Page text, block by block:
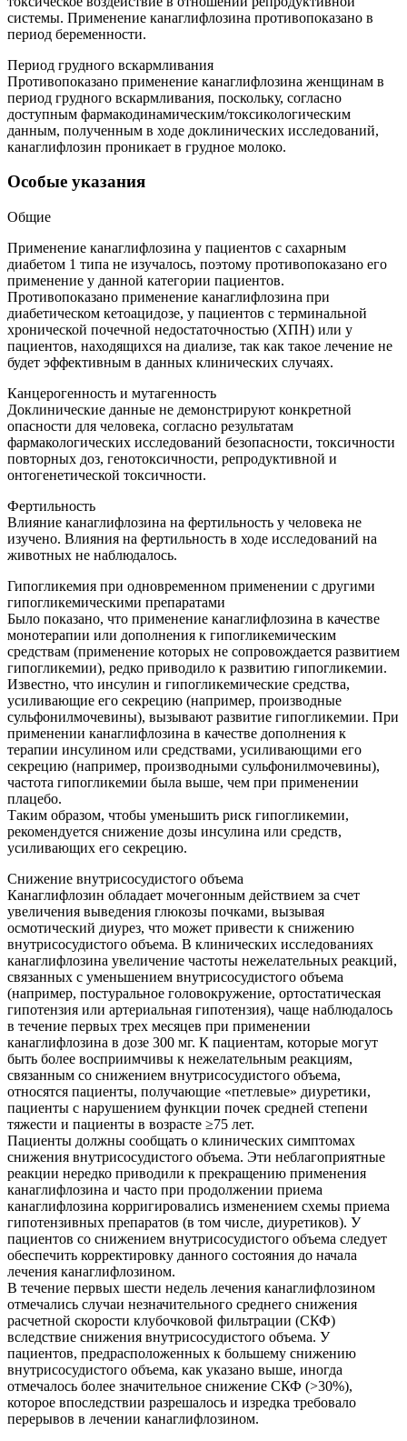
системы. Применение канаглифлозина противопоказано в
период беременности.
Период грудного вскармливания
Противопоказано применение канаглифлозина женщинам в
период грудного вскармливания, поскольку, согласно
доступным фармакодинамическим/токсикологическим
данным, полученным в ходе доклинических исследований,
канаглифлозин проникает в грудное молоко.
Особые указания
Общие
Применение канаглифлозина у пациентов с сахарным
диабетом 1 типа не изучалось, поэтому противопоказано его
применение у данной категории пациентов.
Противопоказано применение канаглифлозина при
диабетическом кетоацидозе, у пациентов с терминальной
хронической почечной недостаточностью (ХПН) или у
пациентов, находящихся на диализе, так как такое лечение не
будет эффективным в данных клинических случаях.
Канцерогенность и мутагенность
Доклинические данные не демонстрируют конкретной
опасности для человека, согласно результатам
фармакологических исследований безопасности, токсичности
повторных доз, генотоксичности, репродуктивной и
онтогенетической токсичности.
Фертильность
Влияние канаглифлозина на фертильность у человека не
изучено. Влияния на фертильность в ходе исследований на
животных не наблюдалось.
Гипогликемия при одновременном применении с другими
гипогликемическими препаратами
Было показано, что применение канаглифлозина в качестве
монотерапии или дополнения к гипогликемическим
средствам (применение которых не сопровождается развитием
гипогликемии), редко приводило к развитию гипогликемии.
Известно, что инсулин и гипогликемические средства,
усиливающие его секрецию (например, производные
сульфонилмочевины), вызывают развитие гипогликемии. При
применении канаглифлозина в качестве дополнения к
терапии инсулином или средствами, усиливающими его
секрецию (например, производными сульфонилмочевины),
частота гипогликемии была выше, чем при применении
плацебо.
Таким образом, чтобы уменьшить риск гипогликемии,
рекомендуется снижение дозы инсулина или средств,
усиливающих его секрецию.
Снижение внутрисосудистого объема
Канаглифлозин обладает мочегонным действием за счет
увеличения выведения глюкозы почками, вызывая
осмотический диурез, что может привести к снижению
внутрисосудистого объема. В клинических исследованиях
канаглифлозина увеличение частоты нежелательных реакций,
связанных с уменьшением внутрисосудистого объема
(например, постуральное головокружение, ортостатическая
гипотензия или артериальная гипотензия), чаще наблюдалось
в течение первых трех месяцев при применении
канаглифлозина в дозе 300 мг. К пациентам, которые могут
быть более восприимчивы к нежелательным реакциям,
связанным со снижением внутрисосудистого объема,
относятся пациенты, получающие «петлевые» диуретики,
пациенты с нарушением функции почек средней степени
тяжести и пациенты в возрасте ≥75 лет.
Пациенты должны сообщать о клинических симптомах
снижения внутрисосудистого объема. Эти неблагоприятные
реакции нередко приводили к прекращению применения
канаглифлозина и часто при продолжении приема
канаглифлозина корригировались изменением схемы приема
гипотензивных препаратов (в том числе, диуретиков). У
пациентов со снижением внутрисосудистого объема следует
обеспечить корректировку данного состояния до начала
лечения канаглифлозином.
В течение первых шести недель лечения канаглифлозином
отмечались случаи незначительного среднего снижения
расчетной скорости клубочковой фильтрации (СКФ)
вследствие снижения внутрисосудистого объема. У
пациентов, предрасположенных к большему снижению
внутрисосудистого объема, как указано выше, иногда
отмечалось более значительное снижение СКФ (>30%),
которое впоследствии разрешалось и изредка требовало
перерывов в лечении канаглифлозином.